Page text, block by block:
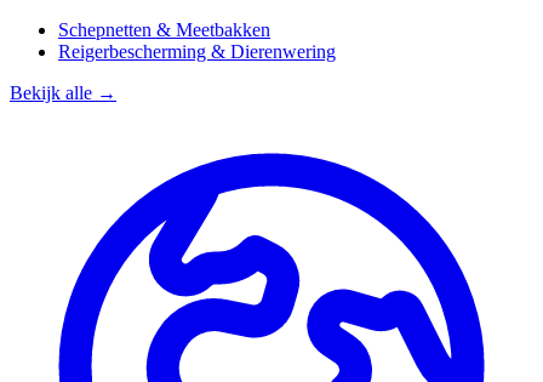
Schepnetten & Meetbakken
Reigerbescherming & Dierenwering
Bekijk alle →